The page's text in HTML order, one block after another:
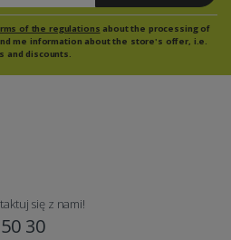
of the regulations about the processing of
me information about the store's offer, i.e.
and discounts.
się z nami!
30